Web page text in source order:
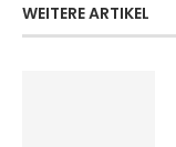
WEITERE ARTIKEL